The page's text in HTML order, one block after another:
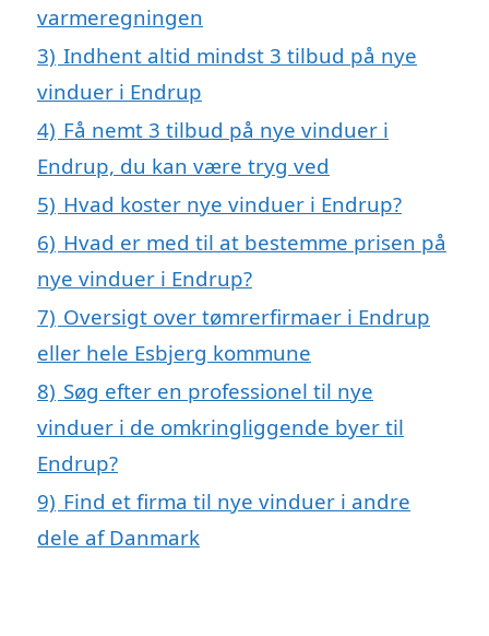
varmeregningen
3) Indhent altid mindst 3 tilbud på nye
vinduer i Endrup
4) Få nemt 3 tilbud på nye vinduer i
Endrup, du kan være tryg ved
5) Hvad koster nye vinduer i Endrup?
6) Hvad er med til at bestemme prisen på
nye vinduer i Endrup?
7) Oversigt over tømrerfirmaer i Endrup
eller hele Esbjerg kommune
8) Søg efter en professionel til nye
vinduer i de omkringliggende byer til
Endrup?
9) Find et firma til nye vinduer i andre
dele af Danmark